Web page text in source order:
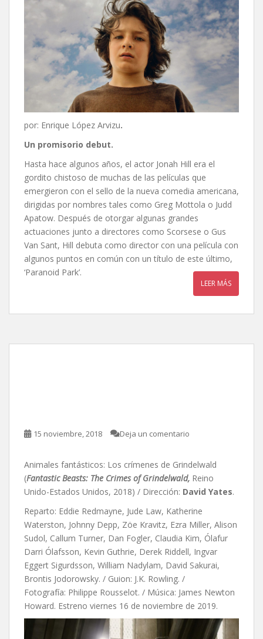
por: Enrique López Arvizu.
Un promisorio debut.
Hasta hace algunos años, el actor Jonah Hill era el
gordito chistoso de muchas de las películas que
emergieron con el sello de la nueva comedia americana,
dirigidas por nombres tales como Greg Mottola o Judd
Apatow. Después de otorgar algunas grandes
actuaciones junto a directores como Scorsese o Gus
Van Sant, Hill debuta como director con una película con
algunos puntos en común con un título de este último,
‘Paranoid Park’.
LEER MÁS
15 noviembre, 2018 Deja un comentario
Animales fantásticos: Los crímenes de Grindelwald
(Fantastic Beasts: The Crimes of Grindelwald, Reino
Unido-Estados Unidos, 2018) / Dirección: David Yates.
Reparto: Eddie Redmayne, Jude Law, Katherine
Waterston, Johnny Depp, Zöe Kravitz, Ezra Miller, Alison
Sudol, Callum Turner, Dan Fogler, Claudia Kim, Ólafur
Darri Ólafsson, Kevin Guthrie, Derek Riddell, Ingvar
Eggert Sigurdsson, William Nadylam, David Sakurai,
Brontis Jodorowsky. / Guion: J.K. Rowling. /
Fotografía: Philippe Rousselot. / Música: James Newton
Howard. Estreno viernes 16 de noviembre de 2019.